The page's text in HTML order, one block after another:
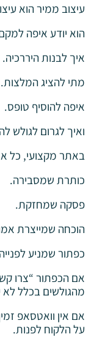
עיצוב ממיר הוא
הוא יודע איפה
איך לבנות היררכיה.
מתי להציג המלצות.
איפה להוסיף טופס.
ואיך לגרום לגולש
באתר מקצועי, כל
כותרת שמסבירה.
פסקה שמחזקת.
הוכחה שמייצרת
כפתור שמניע לפנייה.
אם הכפתור “צרו
מהגולשים בכלל לא
אם אין וואטסאפ
על הלקוח לפנות.